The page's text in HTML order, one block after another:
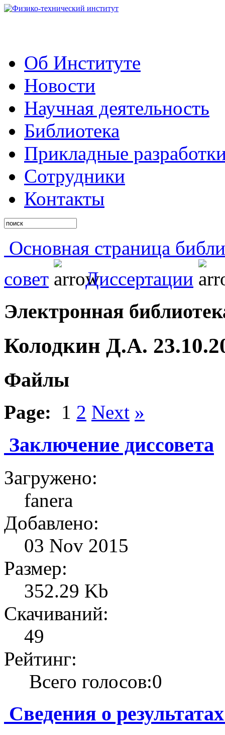
Об Институте
Новости
Научная деятельность
Библиотека
Прикладные
Сотрудники
Контакты
Основная страница
совет
Диссертации
Электронная
Колодкин Д.А.
Файлы
Page: 1 2 Next »
Заключение диссовета
Загружено:
fanera
Добавлено:
03 Nov 2015
Размер:
352.29 Kb
Скачиваний:
49
Рейтинг:
Всего голосов:0
Сведения о